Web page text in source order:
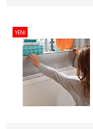
YENİ